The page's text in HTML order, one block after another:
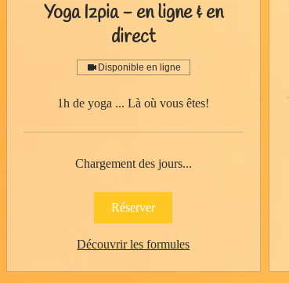
Yoga Izpia - en ligne & en
direct
Disponible en ligne
1h de yoga ... Là où vous êtes!
Chargement des jours...
Réserver
Découvrir les formules